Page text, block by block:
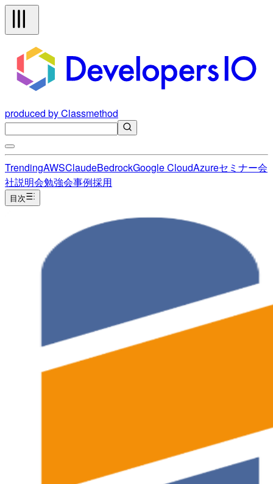
produced by Classmethod
TrendingAWSClaudeBedrockGoogle CloudAzureセミナー会
社説明会勉強会事例採用
目次